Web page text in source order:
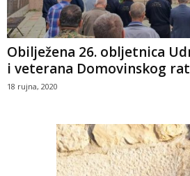
Obilježena 26. obljetnica
i veterana Domovinskog
18 rujna, 2020